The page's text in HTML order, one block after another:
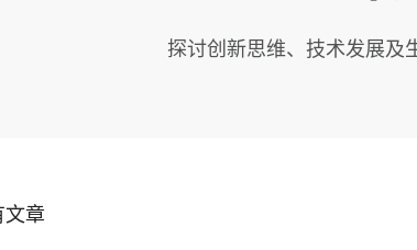
探讨创新思维、技术发展及
文章